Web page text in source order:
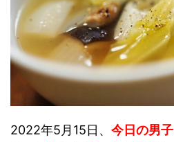
2022年5月15日、 今日の男